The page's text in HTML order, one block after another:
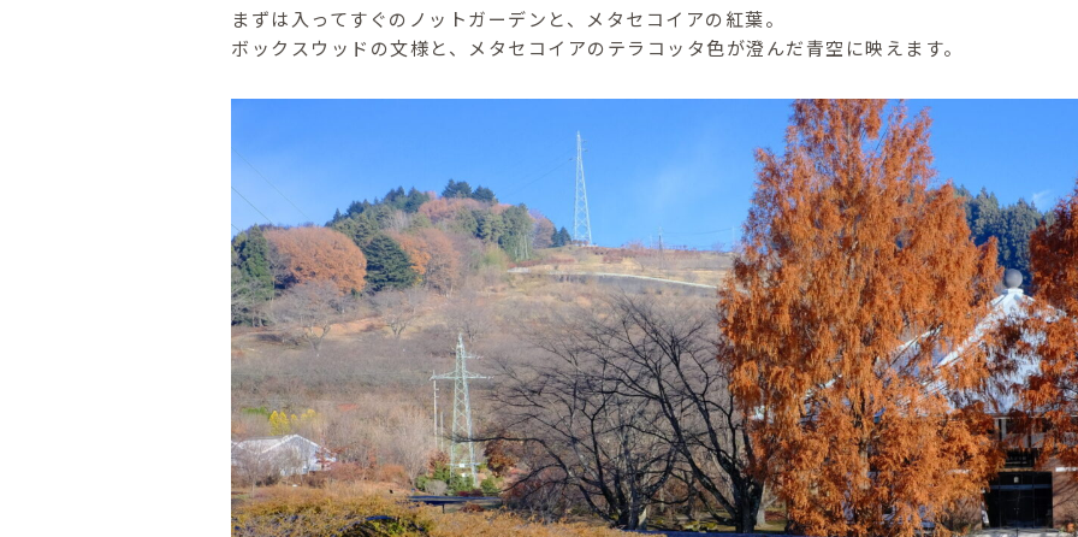
まずは入ってすぐのノットガーデンと、メタセコイアの紅葉。
ボックスウッドの文様と、メタセコイアのテラコッタ色が澄んだ青空に映えます。